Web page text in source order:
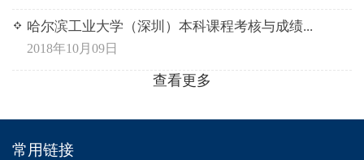
哈尔滨工业大学（深圳）本科课程考核与成绩...
2018年10月09日
查看更多
常用链接